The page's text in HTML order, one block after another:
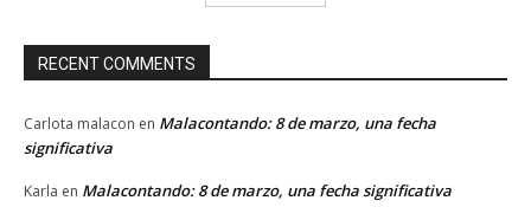
RECENT COMMENTS
Carlota malacon en Malacontando: 8 de marzo, una fecha
significativa
Karla en Malacontando: 8 de marzo, una fecha significativa